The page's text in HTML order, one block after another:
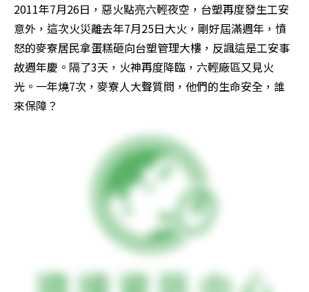
2011年7月26日，惡火點亮六輕夜空，台塑再度發生工安
意外，這次火災離去年7月25日大火，剛好屆滿週年，憤
怒的麥寮居民拿蛋糕砸向台塑管理大樓，反諷這是工安事
故週年慶。隔了3天，火神再度降臨，六輕廠區又見火
光。一年燒7次，麥寮人大聲質問，他們的生命安全，誰
來保障？